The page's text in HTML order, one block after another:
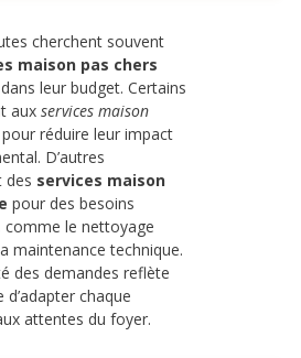
cherchent souvent
maison pas chers
leur budget. Certains
aux services maison
pour réduire leur impact
D’autres
des services maison
pour des besoins
comme le nettoyage
maintenance technique.
des demandes reflète
d’adapter chaque
attentes du foyer.